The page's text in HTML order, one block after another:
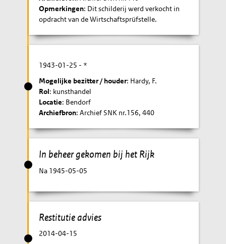
Opmerkingen: Dit schilderij werd verkocht in
opdracht van de Wirtschaftsprüfstelle.
1943-01-25 - *
Mogelijke bezitter / houder: Hardy, F.
Rol: kunsthandel
Locatie: Bendorf
Archiefbron: Archief SNK nr.156, 440
In beheer gekomen bij het Rijk
Na 1945-05-05
Restitutie advies
2014-04-15